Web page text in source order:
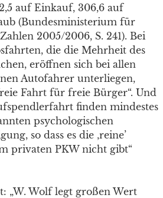
auf Einkauf, 306,6 auf
(Bundesministerium für
2005/2006, S. 241). Bei
die die Mehrheit des
eröffnen sich bei allen
Autofahrer unterliegen,
Fahrt für freie Bürger“. Und
finden mindestes
psychologischen
so dass es die ‚reine’
privaten PKW nicht gibt“
„W. Wolf legt großen Wert